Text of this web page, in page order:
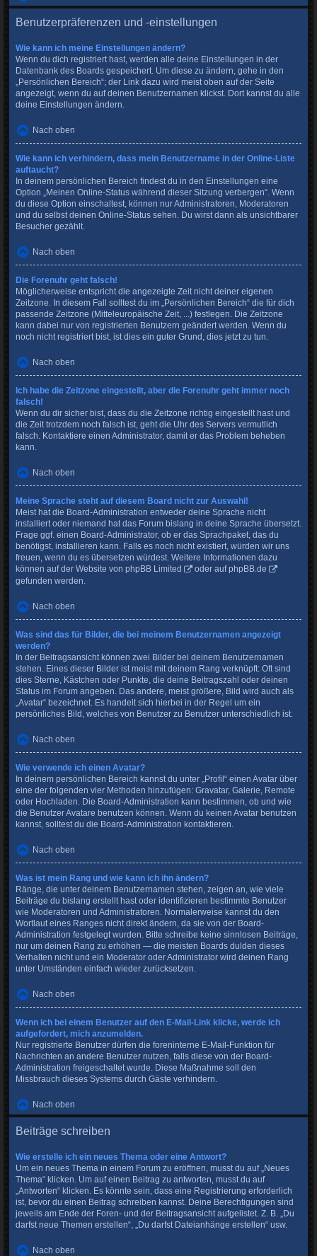
Benutzerpräferenzen und -einstellungen
Wie kann ich meine Einstellungen ändern?
Wenn du dich registriert hast, werden alle deine Einstellungen in der
Datenbank des Boards gespeichert. Um diese zu ändern, gehe in den
„Persönlichen Bereich“; der Link dazu wird meist oben auf der Seite
angezeigt, wenn du auf deinen Benutzernamen klickst. Dort kannst du alle
deine Einstellungen ändern.
Nach oben
Wie kann ich verhindern, dass mein Benutzername in der Online-Liste
auftaucht?
In deinem persönlichen Bereich findest du in den Einstellungen eine
Option „Meinen Online-Status während dieser Sitzung verbergen“. Wenn
du diese Option einschaltest, können nur Administratoren, Moderatoren
und du selbst deinen Online-Status sehen. Du wirst dann als unsichtbarer
Besucher gezählt.
Nach oben
Die Forenuhr geht falsch!
Möglicherweise entspricht die angezeigte Zeit nicht deiner eigenen
Zeitzone. In diesem Fall solltest du im „Persönlichen Bereich“ die für dich
passende Zeitzone (Mitteleuropäische Zeit, ...) festlegen. Die Zeitzone
kann dabei nur von registrierten Benutzern geändert werden. Wenn du
noch nicht registriert bist, ist dies ein guter Grund, dies jetzt zu tun.
Nach oben
Ich habe die Zeitzone eingestellt, aber die Forenuhr geht immer noch
falsch!
Wenn du dir sicher bist, dass du die Zeitzone richtig eingestellt hast und
die Zeit trotzdem noch falsch ist, geht die Uhr des Servers vermutlich
falsch. Kontaktiere einen Administrator, damit er das Problem beheben
kann.
Nach oben
Meine Sprache steht auf diesem Board nicht zur Auswahl!
Meist hat die Board-Administration entweder deine Sprache nicht
installiert oder niemand hat das Forum bislang in deine Sprache übersetzt.
Frage ggf. einen Board-Administrator, ob er das Sprachpaket, das du
benötigst, installieren kann. Falls es noch nicht existiert, würden wir uns
freuen, wenn du es übersetzen würdest. Weitere Informationen dazu
können auf der Website von phpBB Limited oder aufphpBB.de
gefunden werden.
Nach oben
Was sind das für Bilder, die bei meinem Benutzernamen angezeigt
werden?
In der Beitragsansicht können zwei Bilder bei deinem Benutzernamen
stehen. Eines dieser Bilder ist meist mit deinem Rang verknüpft: Oft sind
dies Sterne, Kästchen oder Punkte, die deine Beitragszahl oder deinen
Status im Forum angeben. Das andere, meist größere, Bild wird auch als
„Avatar“ bezeichnet. Es handelt sich hierbei in der Regel um ein
persönliches Bild, welches von Benutzer zu Benutzer unterschiedlich ist.
Nach oben
Wie verwende ich einen Avatar?
In deinem persönlichen Bereich kannst du unter „Profil“ einen Avatar über
eine der folgenden vier Methoden hinzufügen: Gravatar, Galerie, Remote
oder Hochladen. Die Board-Administration kann bestimmen, ob und wie
die Benutzer Avatare benutzen können. Wenn du keinen Avatar benutzen
kannst, solltest du die Board-Administration kontaktieren.
Nach oben
Was ist mein Rang und wie kann ich ihn ändern?
Ränge, die unter deinem Benutzernamen stehen, zeigen an, wie viele
Beiträge du bislang erstellt hast oder identifizieren bestimmte Benutzer
wie Moderatoren und Administratoren. Normalerweise kannst du den
Wortlaut eines Ranges nicht direkt ändern, da sie von der Board-
Administration festgelegt wurden. Bitte schreibe keine sinnlosen Beiträge,
nur um deinen Rang zu erhöhen — die meisten Boards dulden dieses
Verhalten nicht und ein Moderator oder Administrator wird deinen Rang
unter Umständen einfach wieder zurücksetzen.
Nach oben
Wenn ich bei einem Benutzer auf den E-Mail-Link klicke, werde ich
aufgefordert, mich anzumelden.
Nur registrierte Benutzer dürfen die foreninterne E-Mail-Funktion für
Nachrichten an andere Benutzer nutzen, falls diese von der Board-
Administration freigeschaltet wurde. Diese Maßnahme soll den
Missbrauch dieses Systems durch Gäste verhindern.
Nach oben
Beiträge schreiben
Wie erstelle ich ein neues Thema oder eine Antwort?
Um ein neues Thema in einem Forum zu eröffnen, musst du auf „Neues
Thema“ klicken. Um auf einen Beitrag zu antworten, musst du auf
„Antworten“ klicken. Es könnte sein, dass eine Registrierung erforderlich
ist, bevor du einen Beitrag schreiben kannst. Deine Berechtigungen sind
jeweils am Ende der Foren- und der Beitragsansicht aufgelistet. Z. B. „Du
darfst neue Themen erstellen“, „Du darfst Dateianhänge erstellen“ usw.
Nach oben